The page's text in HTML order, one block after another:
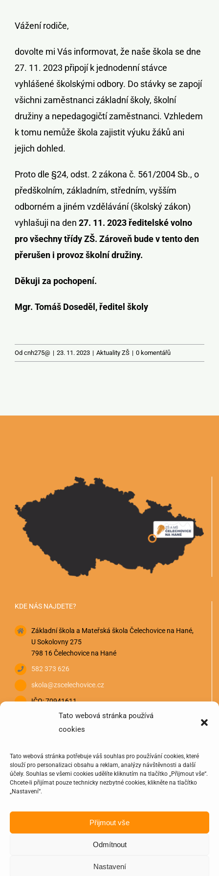
Tato webová stránka používá
cookies
Tato webová stránka potřebuje váš souhlas pro používání cookies, které
slouží pro personalizaci obsahu a reklam, analýzy návštěvnosti a další
účely. Souhlas se všemi cookies udělíte kliknutím na tlačítko „Přijmout vše“.
Chcete-li přijímat pouze technicky nezbytné cookies, klikněte na tlačítko
„Nastavení“.
Přijmout vše
Odmítnout
Nastavení
Vážení rodiče,
dovolte mi Vás informovat, že naše škola se dne
27. 11. 2023 připojí k jednodenní stávce
vyhlášené školskými odbory. Do stávky se zapojí
všichni zaměstnanci základní školy, školní
družiny a nepedagogičtí zaměstnanci. Vzhledem
k tomu nemůže škola zajistit výuku žáků ani
jejich dohled.
Proto dle §24, odst. 2 zákona č. 561/2004 Sb., o
předškolním, základním, středním, vyšším
odborném a jiném vzdělávání (školský zákon)
vyhlašuji na den 27. 11. 2023 ředitelské volno
pro všechny třídy ZŠ. Zároveň bude v tento den
přerušen i provoz školní družiny.
Děkuji za pochopení.
Mgr. Tomáš Doseděl, ředitel školy
Od cnh275@ | 23. 11. 2023 | Aktuality ZŠ | 0 komentářů
KDE NÁS NAJDETE?
Základní škola a Mateřská škola Čelechovice na Hané,
U Sokolovny 275
798 16 Čelechovice na Hané
582 373 626
skola@zscelechovice.cz
IČO: 70941611